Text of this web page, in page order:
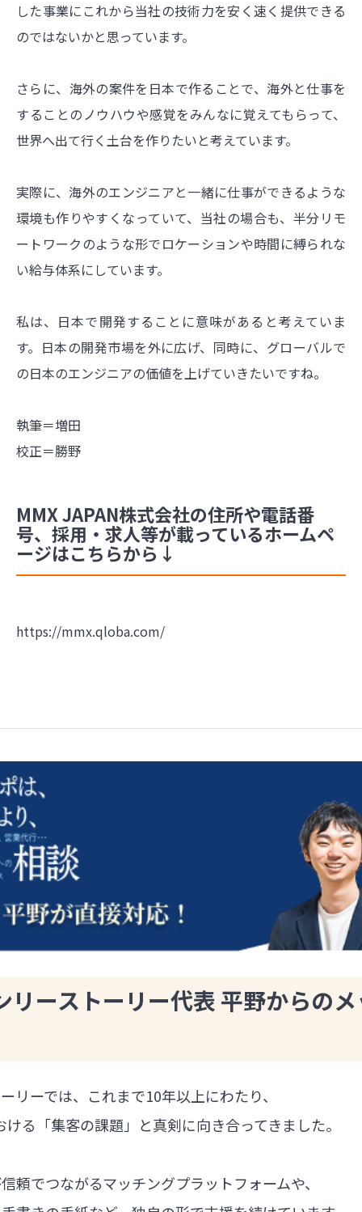
した事業にこれから当社の技術力を安く速く提供できる
のではないかと思っています。
さらに、海外の案件を日本で作ることで、海外と仕事を
することのノウハウや感覚をみんなに覚えてもらって、
世界へ出て行く土台を作りたいと考えています。
実際に、海外のエンジニアと一緒に仕事ができるような
環境も作りやすくなっていて、当社の場合も、半分リモ
ートワークのような形でロケーションや時間に縛られな
い給与体系にしています。
私は、日本で開発することに意味があると考えていま
す。日本の開発市場を外に広げ、同時に、グローバルで
の日本のエンジニアの価値を上げていきたいですね。
執筆＝増田
校正＝勝野
MMX JAPAN株式会社の住所や電話番
号、採用・求人等が載っているホームペ
ージはこちらから↓
https://mmx.qloba.com/
リーストーリー代表 平野からの
リーでは、これまで10年以上にわたり、
る「集客の課題」と真剣に向き合ってきました。
頼でつながるマッチングプラットフォームや、